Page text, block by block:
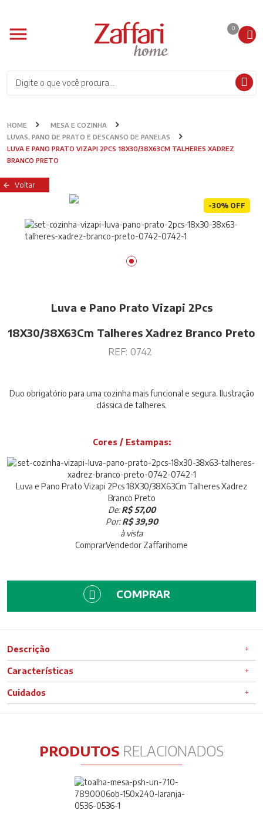
0
HOME
MESA E COZINHA
LUVAS, PANO DE PRATO E DESCANSO DE PANELAS
LUVA E PANO PRATO VIZAPI 2PCS 18X30/38X63CM TALHERES XADREZ
BRANCO PRETO
Voltar
-30% OFF
Luva e Pano Prato Vizapi 2Pcs
18X30/38X63Cm Talheres Xadrez Branco Preto
REF: 0742
Duo obrigatório para uma cozinha mais funcional e segura. Ilustração
clássica de talheres.
Cores / Estampas:
Luva e Pano Prato Vizapi 2Pcs 18X30/38X63Cm Talheres Xadrez
Branco Preto
De:R$ 57,00
Por:R$ 39,90
à vista
ComprarVendedor Zaffarihome
COMPRAR
Descrição
Características
Cuidados
PRODUTOS RELACIONADOS